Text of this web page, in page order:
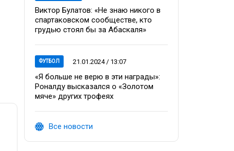
Виктор Булатов: «Не знаю никого в
спартаковском сообществе, кто
грудью стоял бы за Абаскаля»
ФУТБОЛ 21.01.2024 / 13:07
«Я больше не верю в эти награды»:
Роналду высказался о «Золотом
мяче» других трофеях
Все новости